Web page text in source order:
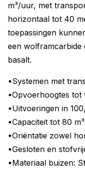
m³/uur, met
horizontaal tot 40
toepassingen
een wolframcarbide
basalt.
•Systemen met
•Opvoerhoogtes
•Uitvoeringen in
•Capaciteit tot 80
•Oriëntatie zowel
•Gesloten en
•Materiaal buizen: